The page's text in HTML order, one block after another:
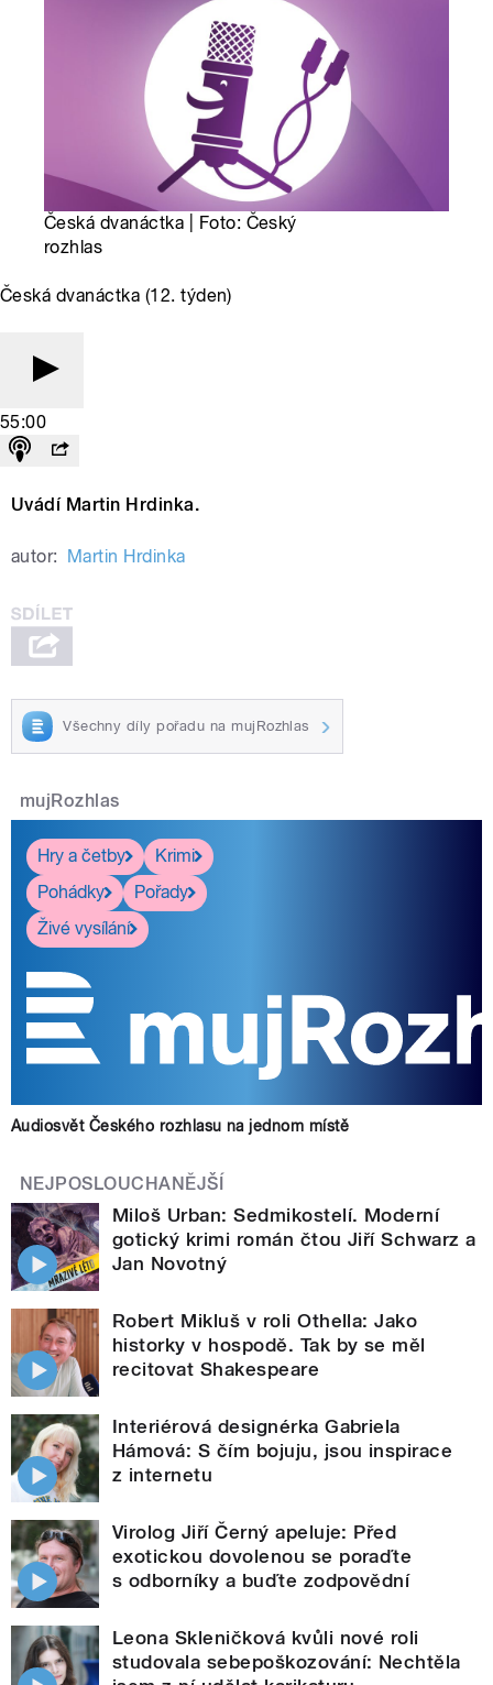
Česká dvanáctka | Foto: Český
rozhlas
Česká dvanáctka (12. týden)
55:00
Uvádí Martin Hrdinka.
autor: Martin Hrdinka
Všechny díly pořadu na mujRozhlas
mujRozhlas
Hry a četby
Krimi
Pohádky
Pořady
Živé vysílání
Audiosvět Českého rozhlasu na jednom místě
NEJPOSLOUCHANĚJŠÍ
Miloš Urban: Sedmikostelí. Moderní
gotický krimi román čtou Jiří Schwarz a
Jan Novotný
Robert Mikluš v roli Othella: Jako
historky v hospodě. Tak by se měl
recitovat Shakespeare
Interiérová designérka Gabriela
Hámová: S čím bojuju, jsou inspirace
z internetu
Virolog Jiří Černý apeluje: Před
exotickou dovolenou se poraďte
s odborníky a buďte zodpovědní
Leona Skleničková kvůli nové roli
studovala sebepoškozování: Nechtěla